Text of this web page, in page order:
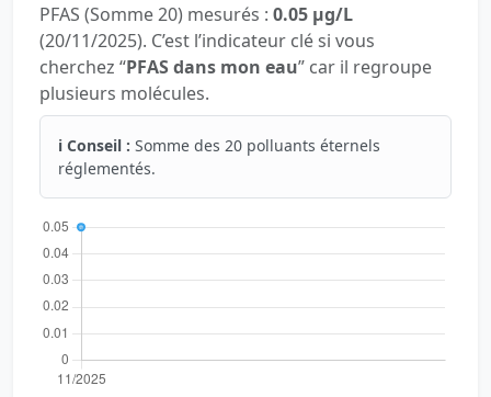
PFAS (Somme 20) mesurés : 0.05 µg/L
(20/11/2025). C’est l’indicateur clé si vous
cherchez “PFAS dans mon eau” car il regroupe
plusieurs molécules.
ℹ️ Conseil : Somme des 20 polluants éternels
réglementés.